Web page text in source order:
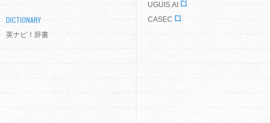
DICTIONARY
英ナビ！辞書
UGUIS.AI
CASEC